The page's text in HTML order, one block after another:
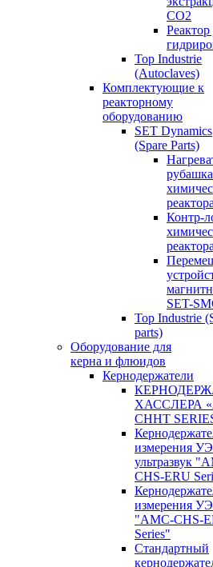
СО2
Реактор
Top Industrie
(Autoclaves)
Комплектующие к
реакторному
оборудованию
SET Dynamics
(Spare Parts)
реактора
Контр-
реактора
SET-
Top Industrie
parts)
Оборудование для
керна и флюидов
Кернодержатели
ХАССЛЕРА
CHHT
измерения
ультразвук
CHS-ERU
измерения
"AMC-CHS-
Series"
Стандартный